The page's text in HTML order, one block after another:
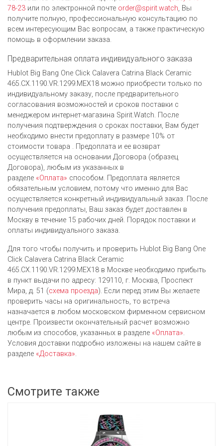
78-23 или по электронной почте order@spirit.watch, Вы
получите полную, профессиональную консультацию по
всем интересующим Вас вопросам, а также практическую
помощь в оформлении заказа.
Предварительная оплата индивидуального заказа
Hublot Big Bang One Click Calavera Catrina Black Ceramic
465.CX.1190.VR.1299.MEX18 можно приобрести только по
индивидуальному заказу, после предварительного
согласования возможностей и сроков поставки с
менеджером интернет-магазина Spirit.Watch. После
получения подтверждения о сроках поставки, Вам будет
необходимо внести предоплату в размере 10% от
стоимости товара . Предоплата и ее возврат
осуществляется на основании Договора (образец
Договора), любым из указанных в
разделе «Оплата» способом. Предоплата является
обязательным условием, потому что именно для Вас
осуществляется конкретный индивидуальный заказ. После
получения предоплаты, Ваш заказ будет доставлен в
Москву в течение 15 рабочих дней. Порядок поставки и
оплаты индивидуального заказа.
Для того чтобы получить и проверить Hublot Big Bang One
Click Calavera Catrina Black Ceramic
465.CX.1190.VR.1299.MEX18 в Москве необходимо прибыть
в пункт выдачи по адресу: 129110, г. Москва, Проспект
Мира, д. 51 (схема проезда). Если перед этим Вы желаете
проверить часы на оригинальность, то встреча
назначается в любом московском фирменном сервисном
центре. Произвести окончательный расчет возможно
любым из cпособов, указанных в разделе «Оплата».
Условия доставки подробно изложены на нашем сайте в
разделе «Доставка».
Смотрите также